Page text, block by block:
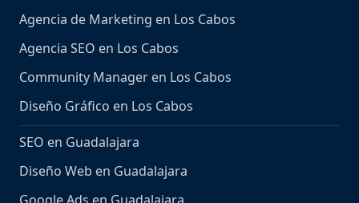
Agencia de Marketing en Los Cabos
Agencia SEO en Los Cabos
Community Manager en Los Cabos
Diseño Gráfico en Los Cabos
SEO en Guadalajara
Diseño Web en Guadalajara